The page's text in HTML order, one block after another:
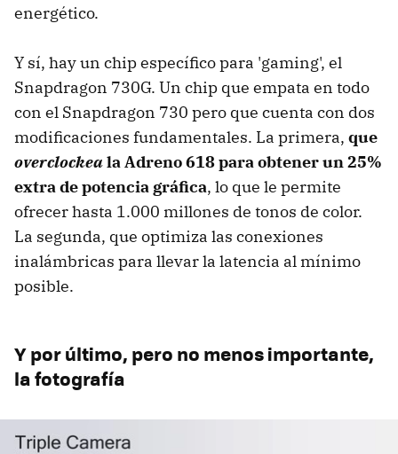
energético.
Y sí, hay un chip específico para 'gaming', el
Snapdragon 730G. Un chip que empata en todo
con el Snapdragon 730 pero que cuenta con dos
modificaciones fundamentales. La primera, que
overclockeala Adreno 618 para obtener un 25%
extra de potencia gráfica, lo que le permite
ofrecer hasta 1.000 millones de tonos de color.
La segunda, que optimiza las conexiones
inalámbricas para llevar la latencia al mínimo
posible.
Y por último, pero no menos importante,
la fotografía